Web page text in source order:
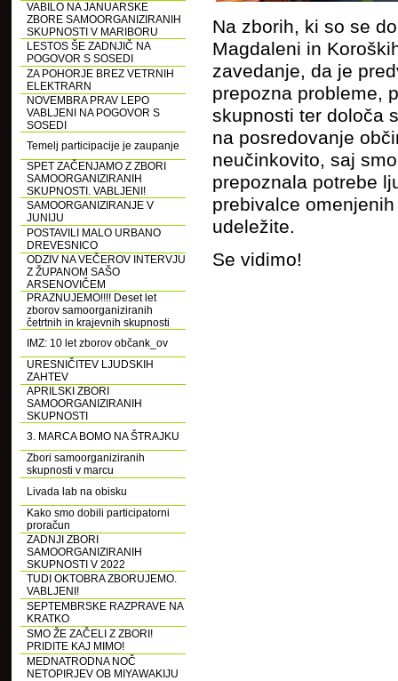
VABILO NA JANUARSKE
ZBORE SAMOORGANIZIRANIH
SKUPNOSTI V MARIBORU
LESTOS ŠE ZADNJIČ NA
POGOVOR S SOSEDI
ZA POHORJE BREZ VETRNIH
ELEKTRARN
NOVEMBRA PRAV LEPO
VABLJENI NA POGOVOR S
SOSEDI
Temelj participacije je zaupanje
SPET ZAČENJAMO Z ZBORI
SAMOORGANIZIRANIH
SKUPNOSTI. VABLJENI!
SAMOORGANIZIRANJE V
JUNIJU
POSTAVILI MALO URBANO
DREVESNICO
ODZIV NA VEČEROV INTERVJU
Z ŽUPANOM SAŠO
ARSENOVIČEM
PRAZNUJEMO!!!! Deset let
zborov samoorganiziranih
četrtnih in krajevnih skupnosti
IMZ: 10 let zborov občank_ov
URESNIČITEV LJUDSKIH
ZAHTEV
APRILSKI ZBORI
SAMOORGANIZIRANIH
SKUPNOSTI
3. MARCA BOMO NA ŠTRAJKU
Zbori samoorganiziranih
skupnosti v marcu
Livada lab na obisku
Kako smo dobili participatorni
proračun
ZADNJI ZBORI
SAMOORGANIZIRANIH
SKUPNOSTI V 2022
TUDI OKTOBRA ZBORUJEMO.
VABLJENI!
SEPTEMBRSKE RAZPRAVE NA
KRATKO
SMO ŽE ZAČELI Z ZBORI!
PRIDITE KAJ MIMO!
MEDNATRODNA NOČ
NETOPIRJEV OB MIYAWAKIJU
Na zborih, ki so se
Magdaleni in
zavedanje, da je
prepozna probleme,
skupnosti ter določa
na posredovanje
neučinkovito, saj
prepoznala potrebe
prebivalce
udeležite.
Se vidimo!